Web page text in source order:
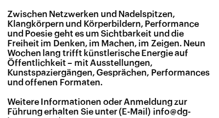
Zwischen Netzwerken und Nadelspitzen,
Klangkörpern und Körperbildern, Performance
und Poesie geht es um Sichtbarkeit und die
Freiheit im Denken, im Machen, im Zeigen. Neun
Wochen lang trifft künstlerische Energie auf
Öffentlichkeit – mit Ausstellungen,
Kunstspaziergängen, Gesprächen, Performances
und offenen Formaten.
Weitere Informationen oder Anmeldung zur
Führung erhalten Sie unter
info@dg-